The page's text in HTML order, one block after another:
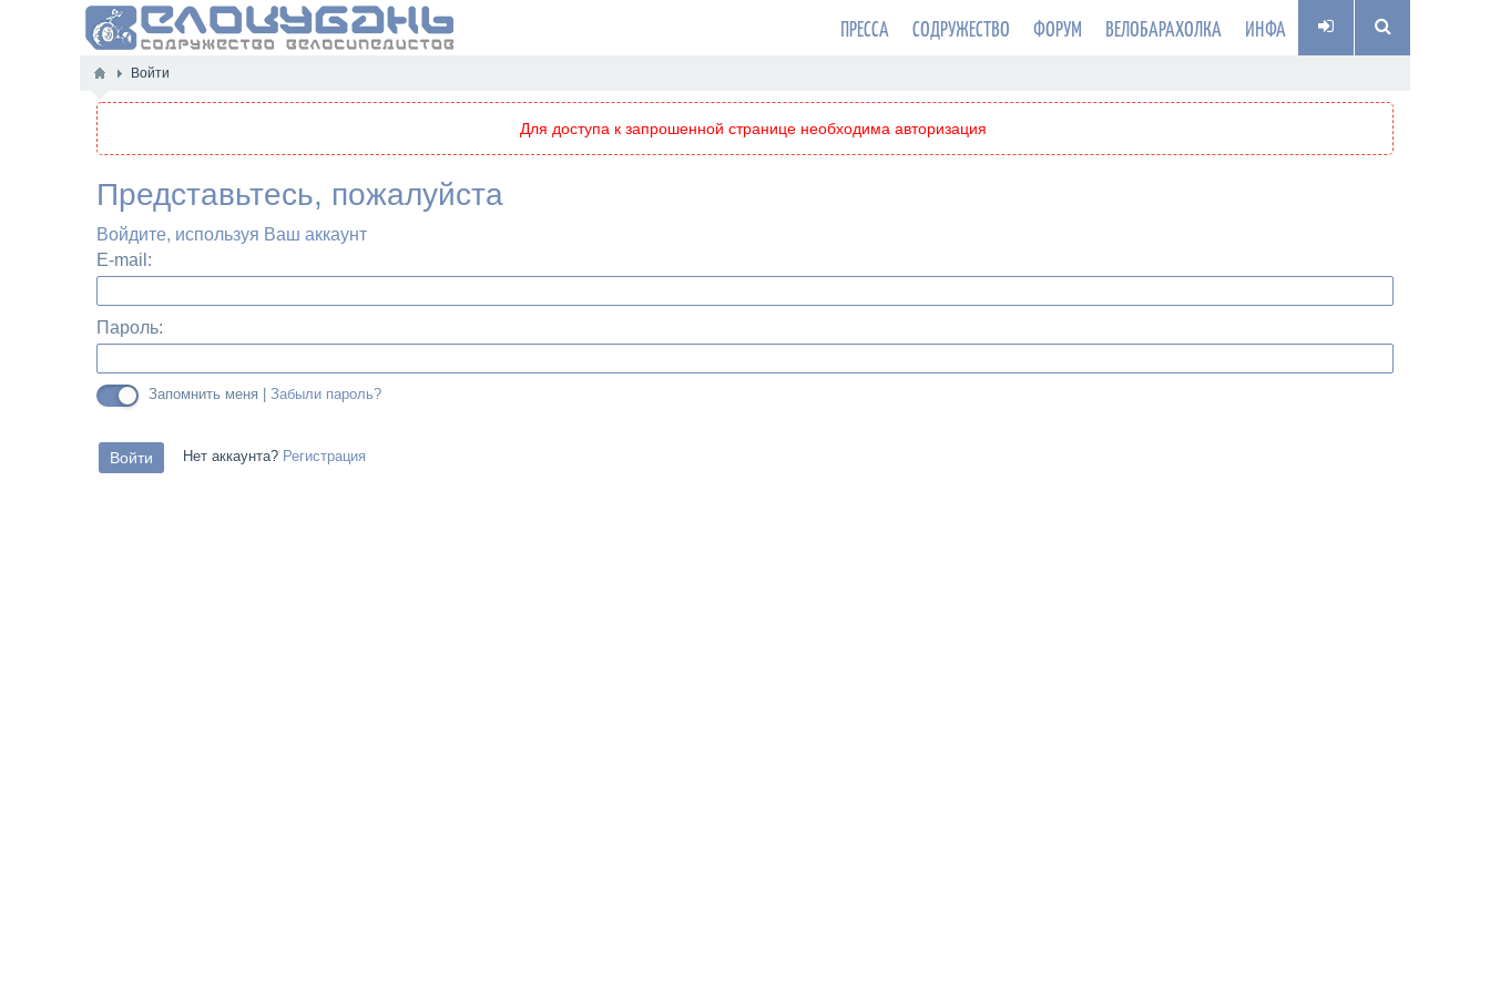
ПРЕССА СОДРУЖЕСТВО ФОРУМ ВЕЛОБАРАХОЛКА ИНФА
Войти
Для доступа к запрошенной странице необходима авторизация
Представьтесь, пожалуйста
Войдите, используя Ваш аккаунт
E-mail:
Пароль:
Запомнить меня | Забыли пароль?
Нет аккаунта? Регистрация